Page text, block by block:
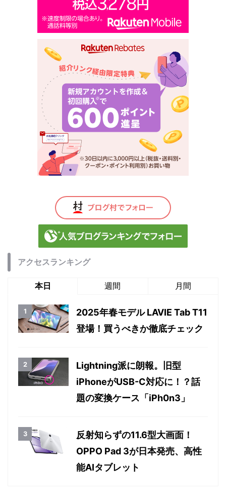
アクセスランキング
本日 週間 月間
2025年春モデル LAVIE Tab T11
登場！買うべきか徹底チェック
Lightning派に朗報。旧型
iPhoneがUSB-C対応に！？話
題の変換ケース「iPh0n3」
反射知らずの11.6型大画面！
OPPO Pad 3が日本発売、高性
能AIタブレット